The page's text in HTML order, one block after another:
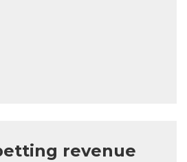
revenue